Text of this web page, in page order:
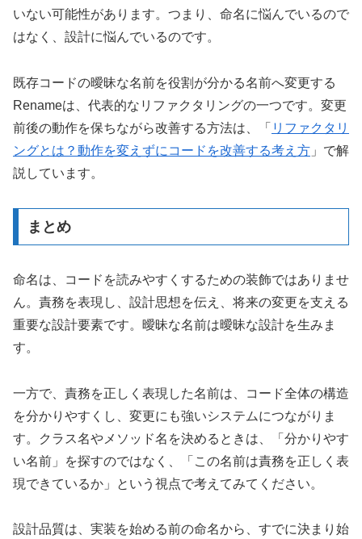
いない可能性があります。つまり、命名に悩んでいるので
はなく、設計に悩んでいるのです。
既存コードの曖昧な名前を役割が分かる名前へ変更する
Renameは、代表的なリファクタリングの一つです。変更
前後の動作を保ちながら改善する方法は、「 リファクタリ
ングとは？動作を変えずにコードを改善する考え方 」で解
説しています。
まとめ
命名は、コードを読みやすくするための装飾ではありませ
ん。責務を表現し、設計思想を伝え、将来の変更を支える
重要な設計要素です。曖昧な名前は曖昧な設計を生みま
す。
一方で、責務を正しく表現した名前は、コード全体の構造
を分かりやすくし、変更にも強いシステムにつながりま
す。クラス名やメソッド名を決めるときは、「分かりやす
い名前」を探すのではなく、「この名前は責務を正しく表
現できているか」という視点で考えてみてください。
設計品質は、実装を始める前の命名から、すでに決まり始